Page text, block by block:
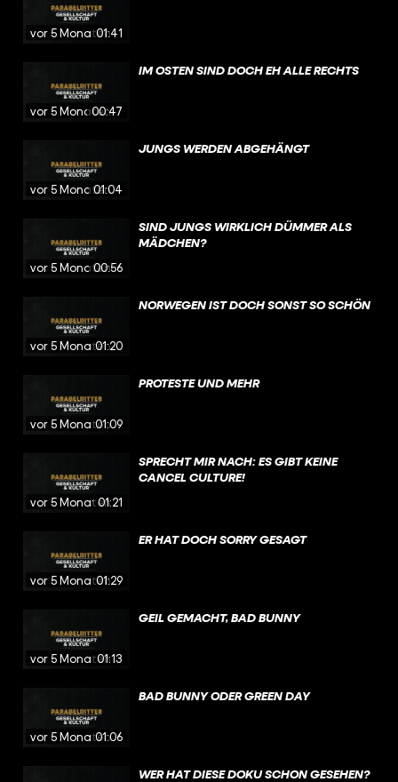
vor 5 Monaten01:41
vor 5 Monaten
00:47
IM OSTEN SIND DOCH EH ALLE RECHTS
vor 5 Monaten
01:04
JUNGS WERDEN ABGEHÄNGT
vor 5 Monaten
00:56
SIND JUNGS WIRKLICH DÜMMER ALS
MÄDCHEN?
vor 5 Monaten
01:20
NORWEGEN IST DOCH SONST SO SCHÖN
vor 5 Monaten
01:09
PROTESTE UND MEHR
vor 5 Monaten01:21
SPRECHT MIR NACH: ES GIBT KEINE
CANCEL CULTURE!
vor 5 Monaten01:29
ER HAT DOCH SORRY GESAGT
vor 5 Monaten01:13
GEIL GEMACHT, BAD BUNNY
vor 5 Monaten
01:06
BAD BUNNY ODER GREEN DAY
WER HAT DIESE DOKU SCHON GESEHEN?